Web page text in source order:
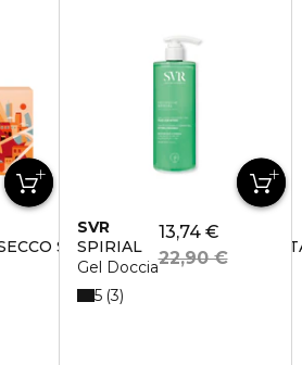
SUPERABBRONZANTE
SVR
SPIRIAL
Gel Doccia
13,74 €
22,90 €
5 3